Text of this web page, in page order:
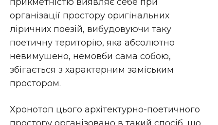
організації простору оригінальних
ліричних поезій, вибудовуючи таку
поетичну територію, яка абсолютно
невимушено, немовби сама собою,
збігається з характерним заміським
простором.
Хронотоп цього архітектурно-поетичного